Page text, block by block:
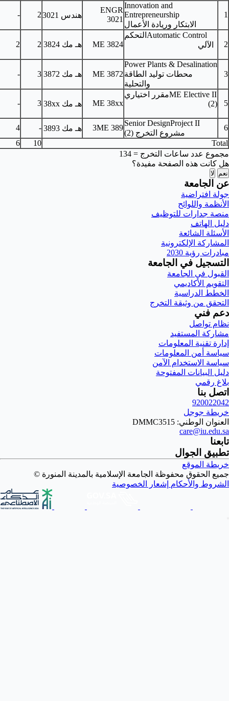
ENGR
3021
هندس 3021 2
-
2
Senior Standing
ME 3824
2
3
MATH 3431, ME
3421
ME 3872 هـ مك 3872
3
-
3
ME 3562, ME 3664
ME 38xx
-
3
As per Table of ME
Electives
ME 389
3 هـ مك3893
-
4
2
ME 3792
بالمدينة المنورة ©